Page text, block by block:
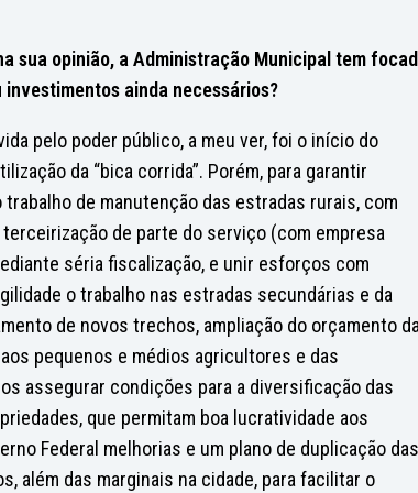
sua opinião, a Administração Municipal tem
ainda necessários?
pelo poder público, a meu ver, foi o início do
da “bica corrida”. Porém, para garantir
de manutenção das estradas rurais, com
de parte do serviço (com empresa
séria fiscalização, e unir esforços com
o trabalho nas estradas secundárias e da
de novos trechos, ampliação do orçamento da
pequenos e médios agricultores e das
assegurar condições para a diversificação das
que permitam boa lucratividade aos
Federal melhorias e um plano de duplicação das
além das marginais na cidade, para facilitar o